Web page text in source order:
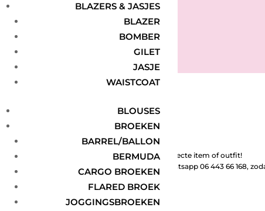
BLAZERS & JASJES
BLAZER
BOMBER
GILET
JASJE
WAISTCOAT
BLOUSES
BROEKEN
BARREL/BALLON
BERMUDA
CARGO BROEKEN
FLARED BROEK
JOGGINGSBROEKEN
Geslaagd-bericht
ABONNEREN
Graag helpen wij jou met het vinden van jouw perfecte item of outfit!
Neem daarom gerust contact met ons op via Whatsapp 06 443 66 168,